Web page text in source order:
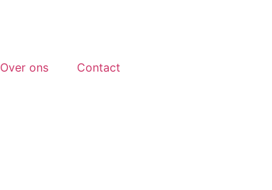
Over ons Contact